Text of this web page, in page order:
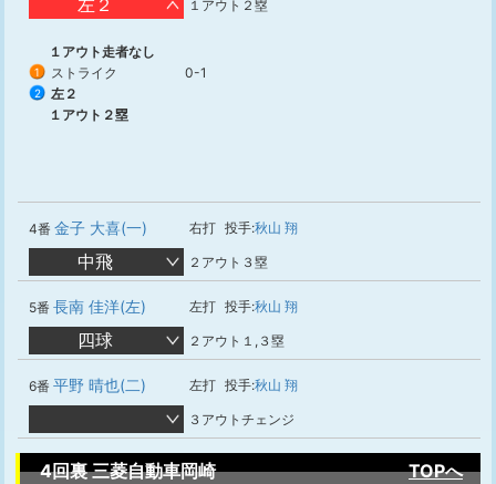
左２ １アウト２塁
１アウト走者なし
1 ストライク 0-1
2
左２
１アウト２塁
4番 金子 大喜(一) 右打 投手:秋山 翔
中飛 ２アウト３塁
5番 長南 佳洋(左) 左打 投手:秋山 翔
四球 ２アウト１,３塁
6番 平野 晴也(二) 左打 投手:秋山 翔
３アウトチェンジ
4回裏 三菱自動車岡崎 TOPへ